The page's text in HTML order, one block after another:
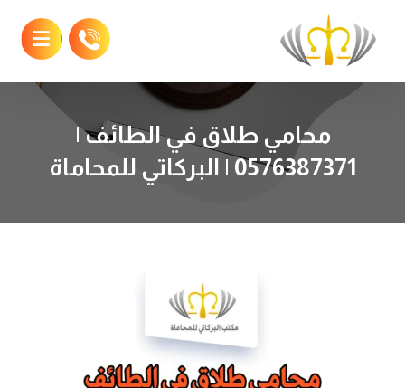
محامي طلاق في الطائف |
0576387371 | البركاتي للمحاماة